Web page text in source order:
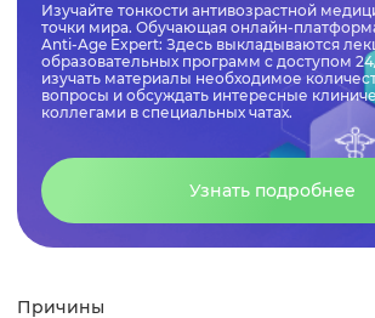
Изучайте тонкости антивозрастной
точки мира. Обучающая онлайн-
Anti-Age Expert: Здесь выкладываются
образовательных программ с доступом
изучать материалы необходимое
вопросы и обсуждать интересные
коллегами в специальных чатах.
Узнать подробнее
Причины